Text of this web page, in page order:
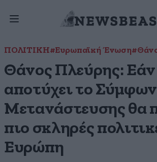
ΠΟΛΙΤΙΚΗ#Ευρωπαϊκή Ένωση
Θάνος Πλεύρης: Εάν
αποτύχει το
Μετανάστευσης θα
πιο σκληρές
Ευρώπη